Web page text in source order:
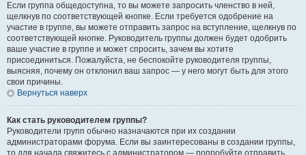
Если группа общедоступна, то вы можете запросить членство в ней,
щелкнув по соответствующей кнопке. Если требуется одобрение на
участие в группе, вы можете отправить запрос на вступление, щелкнув по
соответствующей кнопке. Руководитель группы должен будет одобрить
ваше участие в группе и может спросить, зачем вы хотите
присоединиться. Пожалуйста, не беспокойте руководителя группы,
выясняя, почему он отклонил ваш запрос — у него могут быть для этого
свои причины.
Вернуться наверх
Как стать руководителем группы?
Руководители групп обычно назначаются при их создании
администраторами форума. Если вы заинтересованы в создании группы,
то для начала свяжитесь с администратором — попробуйте отправить